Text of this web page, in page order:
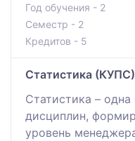
Год обучения - 2
Семестр - 2
Кредитов - 5
Статистика (КУПС)
Статистика –
дисциплин,
уровень